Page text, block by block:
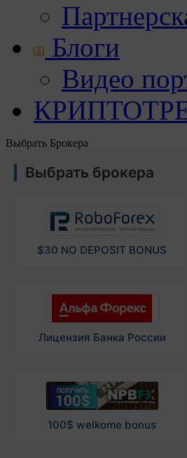
Блоги
Видео
Выбрать Брокера
Выбрать брокера
$30 NO DEPOSIT BONUS
Лицензия Банка России
100$ welkome bonus